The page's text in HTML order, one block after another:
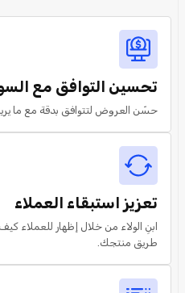
تحسين التوافق مع
حسّن العروض لتتوافق بدقة مع ما
تعزيز استبقاء العملاء
ابنِ الولاء من خلال إظهار للعملاء
طريق منتجك.